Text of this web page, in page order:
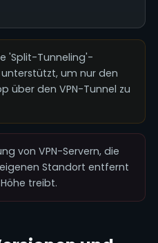
'Split-Tunneling'-
unterstützt, um nur den
über den VPN-Tunnel zu
von VPN-Servern, die
Standort entfernt
treibt.